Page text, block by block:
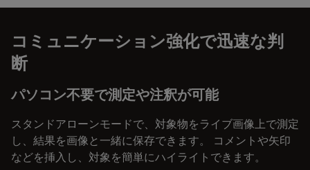
コミュニケーション強化で迅速な判
断
パソコン不要で測定や注釈が可能
スタンドアローンモードで、対象物をライブ画像上で測定
し、結果を画像と一緒に保存できます。 コメントや矢印
などを挿入し、対象を簡単にハイライトできます。